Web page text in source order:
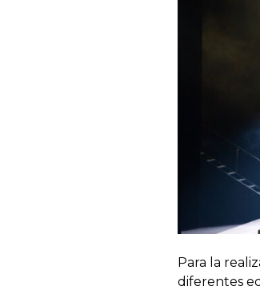
Para la
diferentes